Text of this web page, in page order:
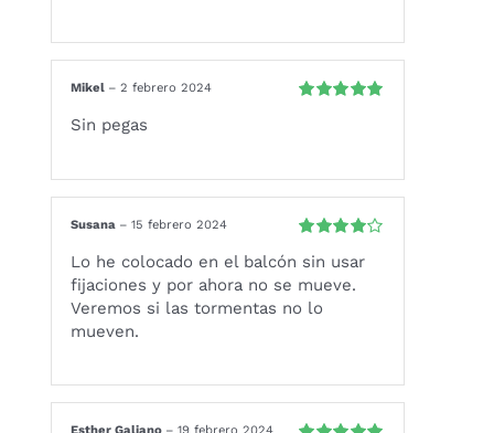
Mikel – 2 febrero 2024
Sin pegas
con 4de 5
Susana – 15 febrero 2024
Lo he colocado en el balcón sin usar
fijaciones y por ahora no se mueve.
Veremos si las tormentas no lo
mueven.